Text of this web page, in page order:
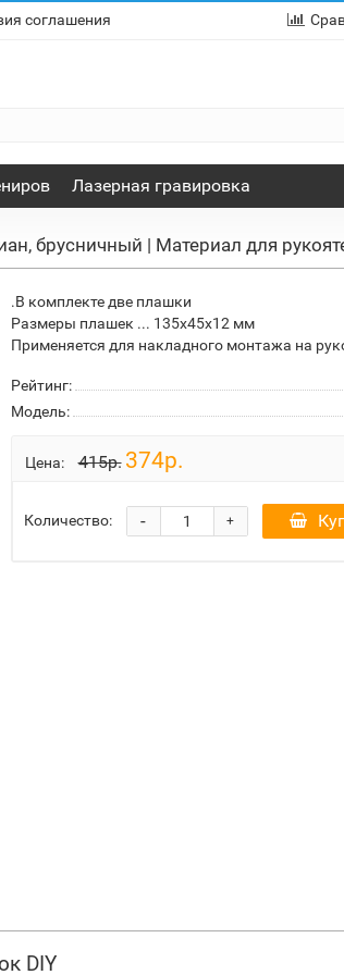
соглашения
Лазерная гравировка
брусничный | Материал для
.В комплекте две плашки
Размеры плашек ... 135х45х12 мм
Применяется для накладного монтажа на
Рейтинг:
Модель:
Цена: 415р. 374р.
Количество: +
-
DIY